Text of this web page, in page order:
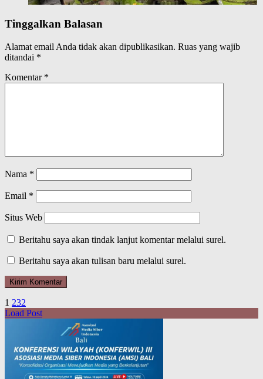
Tinggalkan Balasan
Alamat email Anda tidak akan dipublikasikan. Ruas yang wajib
ditandai *
Komentar *
Nama *
Email *
Situs Web
Beritahu saya akan tindak lanjut komentar melalui surel.
Beritahu saya akan tulisan baru melalui surel.
1 232
Load Post